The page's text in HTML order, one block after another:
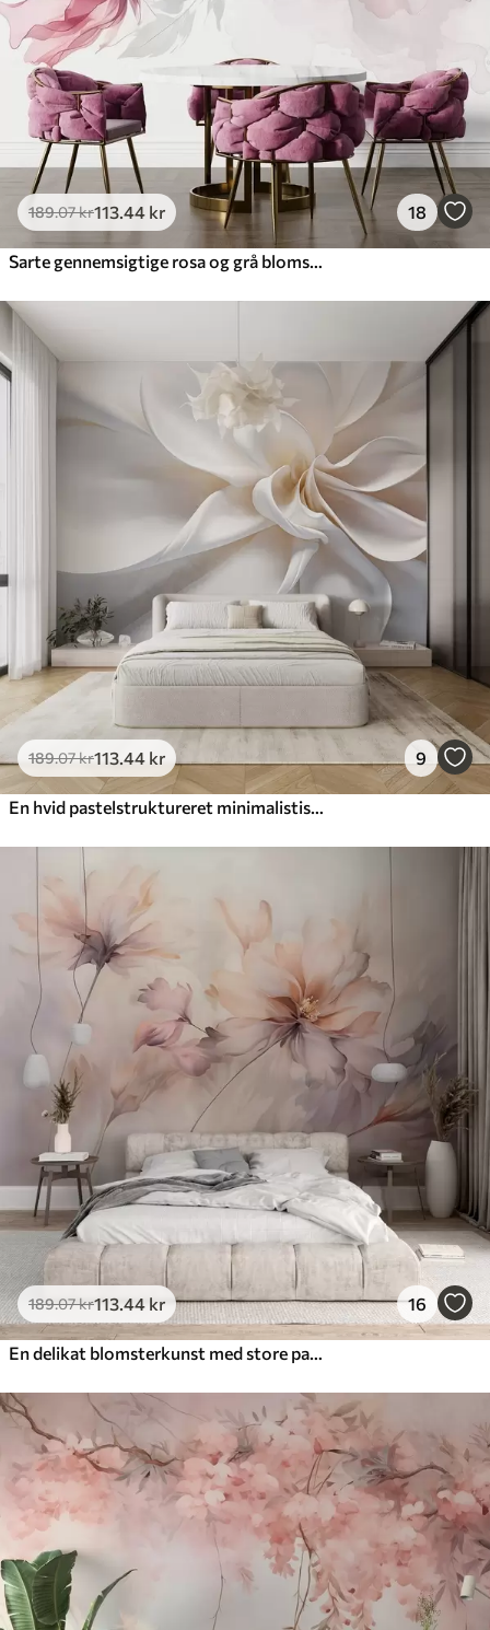
189.07kr113 .44 kr 18
189.07kr113 .44 kr 9
189.07kr113 .44 kr 16